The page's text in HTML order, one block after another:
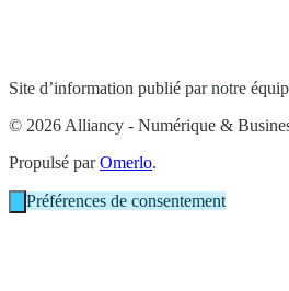
Site d’information publié par notre
© 2026 Alliancy - Numérique &
Propulsé parOmerlo.
Préférences de consentement